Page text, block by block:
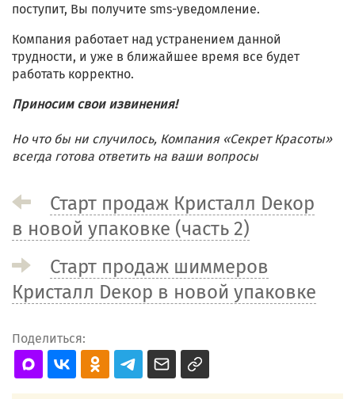
поступит, Вы получите sms-уведомление.
Компания работает над устранением данной
трудности, и уже в ближайшее время все будет
работать корректно.
Приносим свои извинения!
Но что бы ни случилось, Компания «Секрет Красоты»
всегда готова ответить на ваши вопросы
Старт продаж Кристалл Dекор
в новой упаковке (часть 2)
Старт продаж шиммеров
Кристалл Dекор в новой упаковке
Поделиться: